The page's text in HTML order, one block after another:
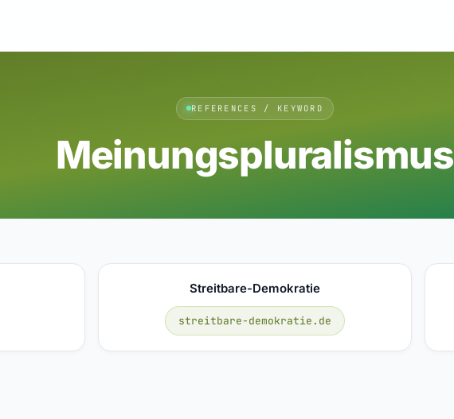
REFERENCES / KEYWORD
Meinungspluralismus
Streitbare-Demokratie
streitbare-demokratie.de